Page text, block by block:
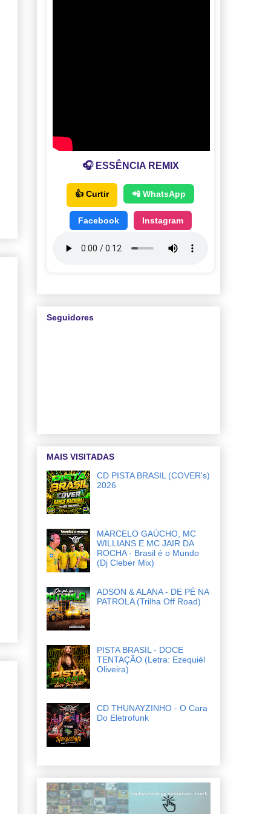
🎧 ESSÊNCIA REMIX
👍 Curtir 📲 WhatsApp
Facebook Instagram
Seguidores
MAIS VISITADAS
CD PISTA BRASIL (COVER's)
2026
MARCELO GAÚCHO, MC
WILLIANS E MC JAIR DA
ROCHA - Brasil é o Mundo
(Dj Cleber Mix)
ADSON & ALANA - DE PÉ NA
PATROLA (Trilha Off Road)
PISTA BRASIL - DOCE
TENTAÇÃO (Letra: Ezequiél
Oliveira)
CD THUNAYZINHO - O Cara
Do Eletrofunk